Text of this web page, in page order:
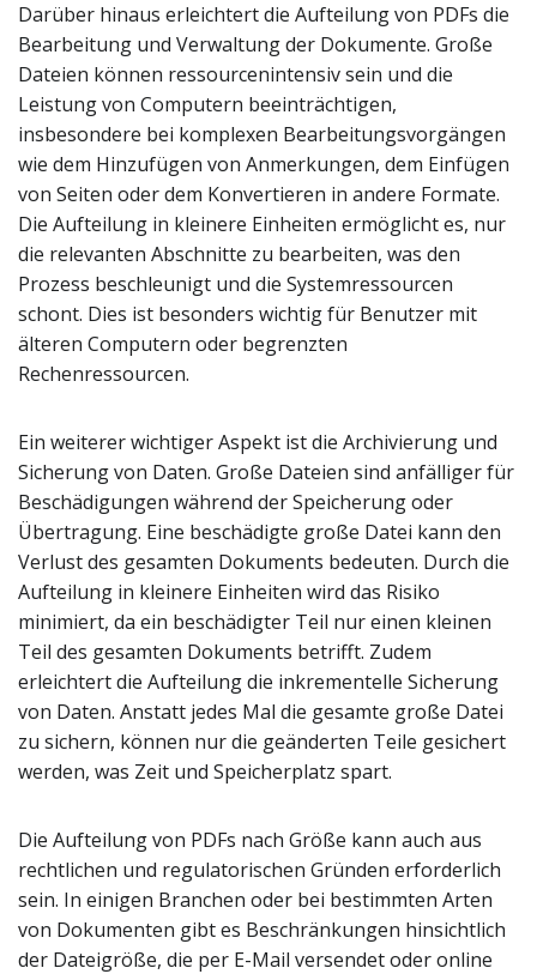
Darüber hinaus erleichtert die Aufteilung von PDFs die
Bearbeitung und Verwaltung der Dokumente. Große
Dateien können ressourcenintensiv sein und die
Leistung von Computern beeinträchtigen,
insbesondere bei komplexen Bearbeitungsvorgängen
wie dem Hinzufügen von Anmerkungen, dem Einfügen
von Seiten oder dem Konvertieren in andere Formate.
Die Aufteilung in kleinere Einheiten ermöglicht es, nur
die relevanten Abschnitte zu bearbeiten, was den
Prozess beschleunigt und die Systemressourcen
schont. Dies ist besonders wichtig für Benutzer mit
älteren Computern oder begrenzten
Rechenressourcen.
Ein weiterer wichtiger Aspekt ist die Archivierung und
Sicherung von Daten. Große Dateien sind anfälliger für
Beschädigungen während der Speicherung oder
Übertragung. Eine beschädigte große Datei kann den
Verlust des gesamten Dokuments bedeuten. Durch die
Aufteilung in kleinere Einheiten wird das Risiko
minimiert, da ein beschädigter Teil nur einen kleinen
Teil des gesamten Dokuments betrifft. Zudem
erleichtert die Aufteilung die inkrementelle Sicherung
von Daten. Anstatt jedes Mal die gesamte große Datei
zu sichern, können nur die geänderten Teile gesichert
werden, was Zeit und Speicherplatz spart.
Die Aufteilung von PDFs nach Größe kann auch aus
rechtlichen und regulatorischen Gründen erforderlich
sein. In einigen Branchen oder bei bestimmten Arten
von Dokumenten gibt es Beschränkungen hinsichtlich
der Dateigröße, die per E-Mail versendet oder online